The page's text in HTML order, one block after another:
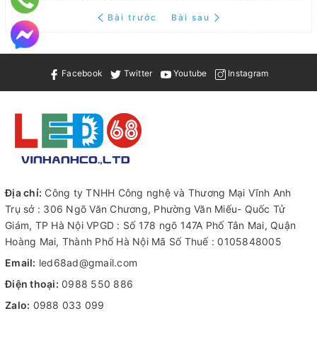
Bài trước Bài sau
Facebook Twitter Youtube Instagram
Địa chỉ: Công ty TNHH Công nghệ và Thương Mại Vĩnh Anh
Trụ sở : 306 Ngõ Văn Chương, Phường Văn Miếu- Quốc Tử
Giám, TP Hà Nội VPGD : Số 178 ngõ 147A Phố Tân Mai, Quận
Hoàng Mai, Thành Phố Hà Nội Mã Số Thuế : 0105848005
Email: led68ad@gmail.com
Điện thoại: 0988 550 886
Zalo: 0988 033 099